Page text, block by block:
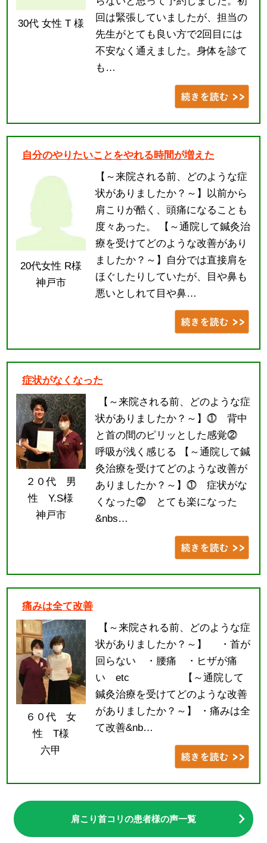
30代 女性 T 様
回は緊張していましたが、担当の
先生がとても良い方で2回目には
不安なく通えました。身体を診て
も…
自分のやりたいことをやれる時間が増えた
20代女性 R様
神戸市
【～来院される前、どのような症
状がありましたか？～】以前から
肩こりが酷く、頭痛になることも
度々あった。 【～通院して鍼灸治
療を受けてどのような改善があり
ましたか？～】自分では直接肩を
ほぐしたりしていたが、目や鼻も
悪いとしれて目や鼻…
症状がなくなった
２０代 男
性 Y.S様
神戸市
【～来院される前、どのような症
状がありましたか？～】⓵ 背中
と首の間のピリッとした感覚⓶
呼吸が浅く感じる 【～通院して鍼
灸治療を受けてどのような改善が
ありましたか？～】⓵ 症状がな
くなった⓶ とても楽になった
&nbs…
痛みは全て改善
６０代 女
性 T様
六甲
【～来院される前、どのような症
状がありましたか？～】 ・首が
回らない ・腰痛 ・ヒザが痛
い etc 【～通院して
鍼灸治療を受けてどのような改善
がありましたか？～】 ・痛みは全
て改善&nb…
肩こり首コリの患者様の声一覧